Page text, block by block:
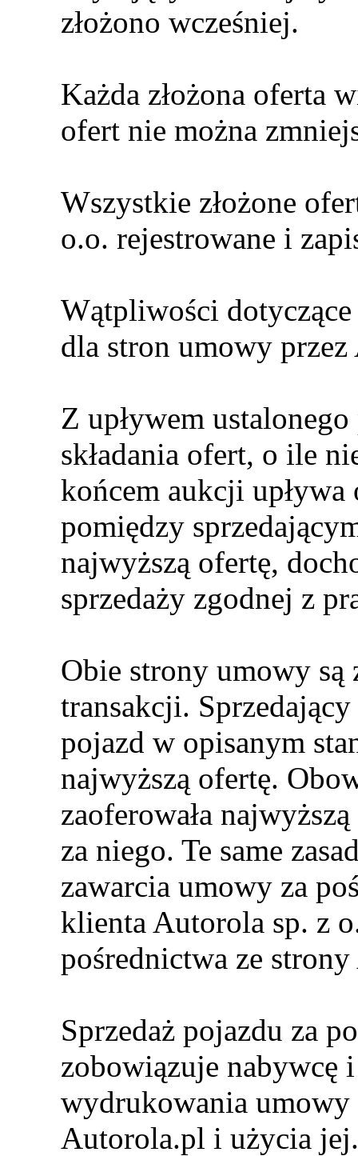
złożono wcześniej.
Każda złożona oferta
ofert nie można
Wszystkie złożone
o.o. rejestrowane i
Wątpliwości
dla stron umowy
Z upływem
składania ofert, o ile
końcem aukcji upływa
pomiędzy
najwyższą ofertę,
sprzedaży zgodnej z
Obie strony umowy są
transakcji.
pojazd w opisanym
najwyższą ofertę.
zaoferowała
za niego. Te same
zawarcia umowy za
klienta Autorola sp. z
pośrednictwa ze
Sprzedaż pojazdu za
zobowiązuje nabywcę
wydrukowania umowy
Autorola.pl i użycia